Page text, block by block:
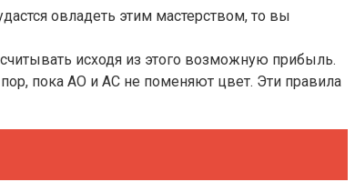
овладеть этим мастерством, то вы
исходя из этого возможную прибыль.
пока АО и АС не поменяют цвет. Эти правила